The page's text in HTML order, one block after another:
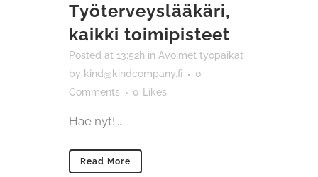
Työterveyslääkäri,
kaikki toimipisteet
Posted at 13:52h in Avoimet työpaikat
by kind@kindcompany.fi
0
Comments
0 Likes
Hae nyt!...
Read More